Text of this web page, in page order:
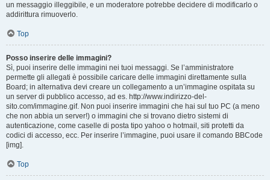
un messaggio illeggibile, e un moderatore potrebbe decidere di modificarlo o
addirittura rimuoverlo.
Top
Posso inserire delle immagini?
Sì, puoi inserire delle immagini nei tuoi messaggi. Se l’amministratore
permette gli allegati è possibile caricare delle immagini direttamente sulla
Board; in alternativa devi creare un collegamento a un’immagine ospitata su
un server di pubblico accesso, ad es. http://www.indirizzo-del-
sito.com/immagine.gif. Non puoi inserire immagini che hai sul tuo PC (a meno
che non abbia un server!) o immagini che si trovano dietro sistemi di
autenticazione, come caselle di posta tipo yahoo o hotmail, siti protetti da
codici di accesso, ecc. Per inserire l’immagine, puoi usare il comando BBCode
[img].
Top